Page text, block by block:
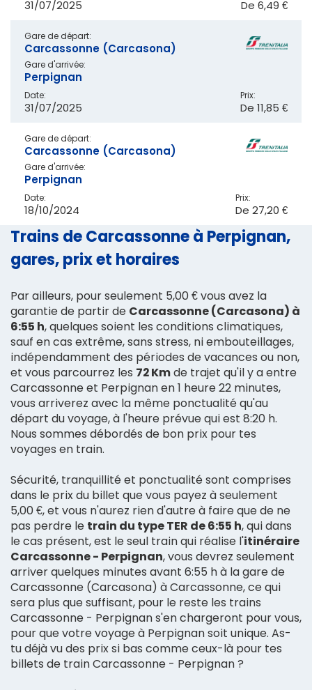
31/07/2025 De 6,49 €
Gare de départ:
Carcassonne (Carcasona)
Gare d'arrivée:
Perpignan
Date:
31/07/2025
Prix:
De 11,85 €
Gare de départ:
Carcassonne (Carcasona)
Gare d'arrivée:
Perpignan
Date:
18/10/2024
Prix:
De 27,20 €
Trains de Carcassonne à Perpignan,
gares, prix et horaires
Par ailleurs, pour seulement 5,00 € vous avez la
garantie de partir de Carcassonne (Carcasona) à
6:55 h, quelques soient les conditions climatiques,
sauf en cas extrême, sans stress, ni embouteillages,
indépendamment des périodes de vacances ou non,
et vous parcourrez les 72 Kmde trajet qu'il y a entre
Carcassonne et Perpignan en 1 heure 22 minutes,
vous arriverez avec la même ponctualité qu'au
départ du voyage, à l'heure prévue qui est 8:20 h.
Nous sommes débordés de bon prix pour tes
voyages en train.
Sécurité, tranquillité et ponctualité sont comprises
dans le prix du billet que vous payez à seulement
5,00 €, et vous n'aurez rien d'autre à faire que de ne
pas perdre le train du type TER de 6:55 h, qui dans
le cas présent, est le seul train qui réalise l'itinéraire
Carcassonne - Perpignan, vous devrez seulement
arriver quelques minutes avant 6:55 h à la gare de
Carcassonne (Carcasona) à Carcassonne, ce qui
sera plus que suffisant, pour le reste les trains
Carcassonne - Perpignan s'en chargeront pour vous,
pour que votre voyage à Perpignan soit unique. As-
tu déjà vu des prix si bas comme ceux-là pour tes
billets de train Carcassonne - Perpignan ?